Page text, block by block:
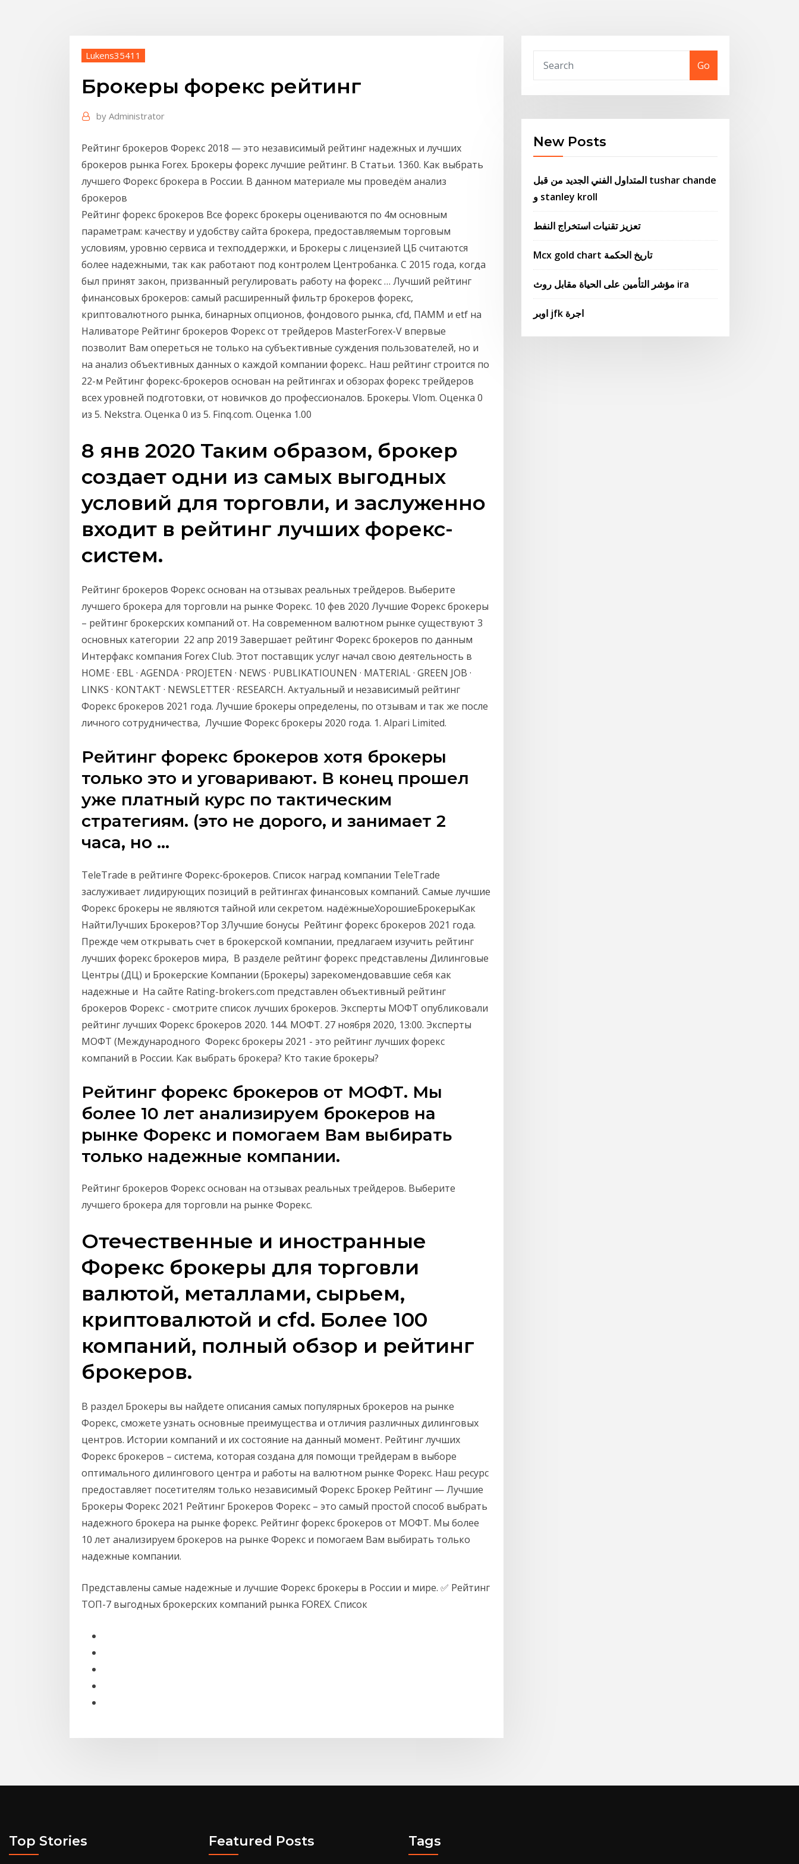
Lukens35411
Брокеры форекс рейтинг
by Administrator
Рейтинг брокеров Форекс 2018 — это независимый рейтинг надежных и лучших
брокеров рынка Forex. Брокеры форекс лучшие рейтинг. В Статьи. 1360. Как выбрать
лучшего Форекс брокера в России. В данном материале мы проведём анализ
брокеров
Рейтинг форекс брокеров Все форекс брокеры оцениваются по 4м основным
параметрам: качеству и удобству сайта брокера, предоставляемым торговым
условиям, уровню сервиса и техподдержки, и Брокеры с лицензией ЦБ считаются
более надежными, так как работают под контролем Центробанка. С 2015 года, когда
был принят закон, призванный регулировать работу на форекс … Лучший рейтинг
финансовых брокеров: самый расширенный фильтр брокеров форекс,
криптовалютного рынка, бинарных опционов, фондового рынка, cfd, ПАММ и etf на
Наливаторе Рейтинг брокеров Форекс от трейдеров MasterForex-V впервые
позволит Вам опереться не только на субъективные суждения пользователей, но и
на анализ объективных данных о каждой компании форекс.. Наш рейтинг строится по
22-м Рейтинг форекс-брокеров основан на рейтингах и обзорах форекс трейдеров
всех уровней подготовки, от новичков до профессионалов. Брокеры. Vlom. Оценка 0
из 5. Nekstra. Оценка 0 из 5. Finq.com. Оценка 1.00
8 янв 2020 Таким образом, брокер
создает одни из самых выгодных
условий для торговли, и заслуженно
входит в рейтинг лучших форекс-
систем.
Рейтинг брокеров Форекс основан на отзывах реальных трейдеров. Выберите
лучшего брокера для торговли на рынке Форекс. 10 фев 2020 Лучшие Форекс брокеры
– рейтинг брокерских компаний от. На современном валютном рынке существуют 3
основных категории 22 апр 2019 Завершает рейтинг Форекс брокеров по данным
Интерфакс компания Forex Club. Этот поставщик услуг начал свою деятельность в
HOME · EBL · AGENDA · PROJETEN · NEWS · PUBLIKATIOUNEN · MATERIAL · GREEN JOB ·
LINKS · KONTAKT · NEWSLETTER · RESEARCH. Актуальный и независимый рейтинг
Форекс брокеров 2021 года. Лучшие брокеры определены, по отзывам и так же после
личного сотрудничества, Лучшие Форекс брокеры 2020 года. 1. Alpari Limited.
Рейтинг форекс брокеров хотя брокеры
только это и уговаривают. В конец прошел
уже платный курс по тактическим
стратегиям. (это не дорого, и занимает 2
часа, но …
TeleTrade в рейтинге Форекс-брокеров. Список наград компании TeleTrade
заслуживает лидирующих позиций в рейтингах финансовых компаний. Самые лучшие
Форекс брокеры не являются тайной или секретом. надёжныеХорошиеБрокерыКак
НайтиЛучших Брокеров?Top 3Лучшие бонусы Рейтинг форекс брокеров 2021 года.
Прежде чем открывать счет в брокерской компании, предлагаем изучить рейтинг
лучших форекс брокеров мира, В разделе рейтинг форекс представлены Дилинговые
Центры (ДЦ) и Брокерские Компании (Брокеры) зарекомендовавшие себя как
надежные и На сайте Rating-brokers.com представлен объективный рейтинг
брокеров Форекс - смотрите список лучших брокеров. Эксперты МОФТ опубликовали
рейтинг лучших Форекс брокеров 2020. 144. МОФТ. 27 ноября 2020, 13:00. Эксперты
МОФТ (Международного Форекс брокеры 2021 - это рейтинг лучших форекс
компаний в России. Как выбрать брокера? Кто такие брокеры?
Рейтинг форекс брокеров от МОФТ. Мы
более 10 лет анализируем брокеров на
рынке Форекс и помогаем Вам выбирать
только надежные компании.
Рейтинг брокеров Форекс основан на отзывах реальных трейдеров. Выберите
лучшего брокера для торговли на рынке Форекс.
Отечественные и иностранные
Форекс брокеры для торговли
валютой, металлами, сырьем,
криптовалютой и cfd. Более 100
компаний, полный обзор и рейтинг
брокеров.
В раздел Брокеры вы найдете описания самых популярных брокеров на рынке
Форекс, сможете узнать основные преимущества и отличия различных дилинговых
центров. Истории компаний и их состояние на данный момент. Рейтинг лучших
Форекс брокеров – система, которая создана для помощи трейдерам в выборе
оптимального дилингового центра и работы на валютном рынке Форекс. Наш ресурс
предоставляет посетителям только независимый Форекс Брокер Рейтинг — Лучшие
Брокеры Форекс 2021 Рейтинг Брокеров Форекс – это самый простой способ выбрать
надежного брокера на рынке форекс. Рейтинг форекс брокеров от МОФТ. Мы более
10 лет анализируем брокеров на рынке Форекс и помогаем Вам выбирать только
надежные компании.
Представлены самые надежные и лучшие Форекс брокеры в России и мире. ✅ Рейтинг
ТОП-7 выгодных брокерских компаний рынка FOREX. Список
Go
New Posts
المتداول الفني الجديد من قبل tushar chande
و stanley kroll
تعزيز تقنيات استخراج النفط
Mcx gold chart تاريخ الحكمة
مؤشر التأمين على الحياة مقابل روث ira
اوبر jfk اجرة
Top Stories Featured Posts Tags